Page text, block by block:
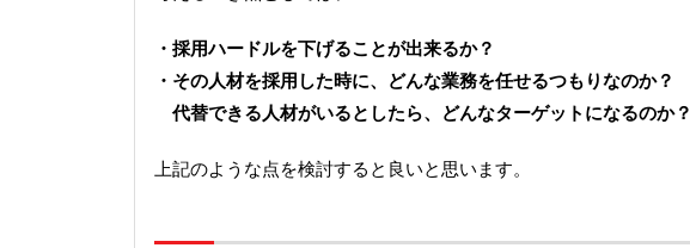
・採用ハードルを下げることが出来るか？
・その人材を採用した時に、どんな業務を任せるつもりなのか？
代替できる人材がいるとしたら、どんなターゲットになるのか？
上記のような点を検討すると良いと思います。